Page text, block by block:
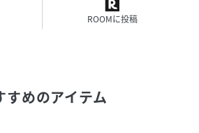
接触冷感機能素材。
るサックスボディの3色展開。
ROOMに投稿
すめのアイテム